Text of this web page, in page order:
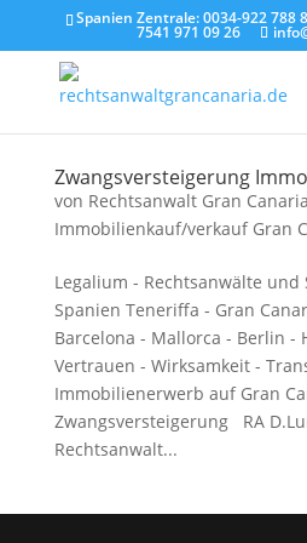
Spanien Zentrale: 0034-922 788
7541 971 09 26
Zwangsversteigerung
von Rechtsanwalt Gran Canaria
Immobilienkauf/verkauf Gran
Legalium - Rechtsanwälte
Spanien Teneriffa - Gran
Barcelona - Mallorca - Berlin -
Vertrauen - Wirksamkeit -
Immobilienerwerb auf Gran
Zwangsversteigerung RA
Rechtsanwalt...